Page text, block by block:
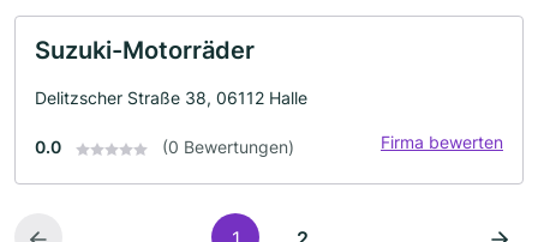
Suzuki-Motorräder
Delitzscher Straße 38, 06112 Halle
0.0 (0 Bewertungen) Firma bewerten